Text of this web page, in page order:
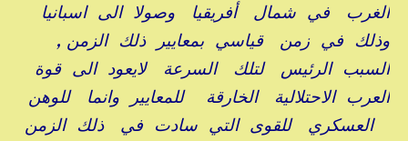
الغرب في شمال أفريقيا وصولا الى اسبانيا
وذلك في زمن قياسي بمعايير ذلك الزمن ,
السبب الرئيس لتلك السرعة لايعود الى قوة
العرب الاحتلالية الخارقة للمعايير وانما للوهن
العسكري للقوى التي سادت في ذلك الزمن